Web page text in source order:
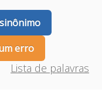
erro
Lista de palavras